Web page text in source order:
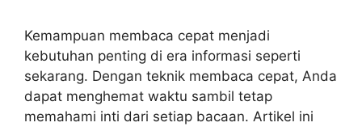
Kemampuan membaca cepat menjadi
kebutuhan penting di era informasi seperti
sekarang. Dengan teknik membaca cepat, Anda
dapat menghemat waktu sambil tetap
memahami inti dari setiap bacaan. Artikel ini